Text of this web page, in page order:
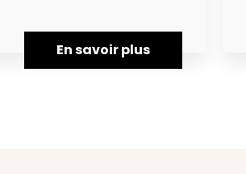
En savoir plus